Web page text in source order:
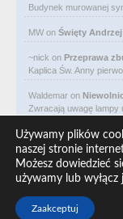
Budynek murowanej
MW on Święty
~nick on Przeprawa
Kaplica Św. Anny
Waldemar on
Zwracają uwagę lampy
Waldemar on Adam
CIEKAWOSTKA że
Waldemar on
Historia
Michał Bogoria
Używamy plików
naszej stronie
Możesz dowiedzieć
używamy lub wyłącz
Zaakceptuj